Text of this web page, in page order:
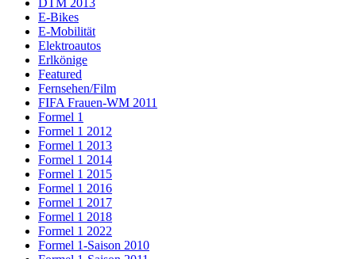
E-Bikes
E-Mobilität
Elektroautos
Erlkönige
Featured
Fernsehen/Film
FIFA Frauen-WM 2011
Formel 1
Formel 1 2012
Formel 1 2013
Formel 1 2014
Formel 1 2015
Formel 1 2016
Formel 1 2017
Formel 1 2018
Formel 1 2022
Formel 1-Saison 2010